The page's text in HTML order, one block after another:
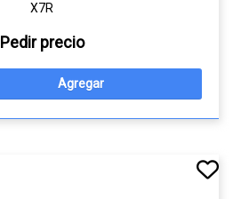
X7R
Pedir precio